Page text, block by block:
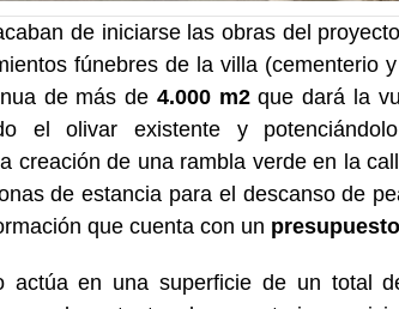
de iniciarse las obras del
fúnebres de la villa (cementerio
de más de 4.000 m2que dará la
el olivar existente y
creación de una rambla verde en la
de estancia para el descanso de
que cuenta con un
actúa en una superficie de un total